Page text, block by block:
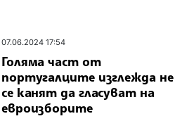
07.06.2024 17:54
Голяма част от
португалците изглежда не
се канят да гласуват на
евроизборите